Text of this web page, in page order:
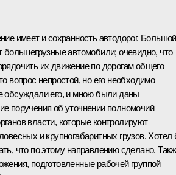
имеет и сохранность автодорог. Большой
большегрузные автомобили; очевидно, что
их движение по дорогам общего
вопрос непростой, но его необходимо
его, и мною были даны
поручения об уточнении полномочий
власти, которые контролируют
и крупногабаритных грузов. Хотел
что по этому направлению сделано.
подготовленные рабочей группой